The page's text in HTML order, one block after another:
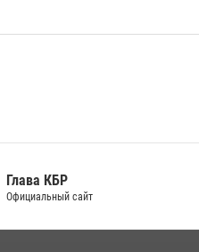
Глава КБР
Официальный сайт